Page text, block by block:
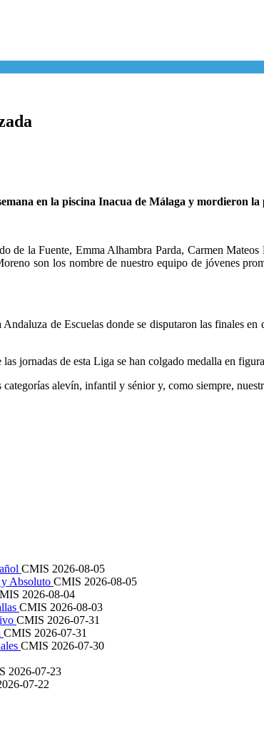
en la piscina Inacua de Málaga y mordieron
la Fuente, Emma Alhambra Parda, Carmen
son los nombre de nuestro equipo de jóvenes
de Escuelas donde se disputaron las finales
jornadas de esta Liga se han colgado medalla en
alevín, infantil y sénior y, como siempre,
CMIS 2026-08-05
y Absoluto CMIS 2026-08-05
2026-08-04
CMIS 2026-08-03
CMIS 2026-07-31
CMIS 2026-07-31
CMIS 2026-07-30
2026-07-23
07-22